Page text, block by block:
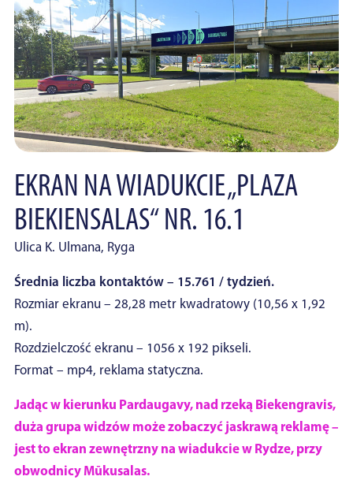
EKRAN NA WIADUKCIE „PLAZA
BIEKIENSALAS“ NR. 16.1
Ulica K. Ulmana, Ryga
Średnia liczba kontaktów – 15.761 / tydzień.
Rozmiar ekranu – 28,28 metr kwadratowy (10,56 x 1,92
m).
Rozdzielczość ekranu – 1056 x 192 pikseli.
Format – mp4, reklama statyczna.
Jadąc w kierunku Pardaugavy, nad rzeką Biekengravis,
duża grupa widzów może zobaczyć jaskrawą reklamę –
jest to ekran zewnętrzny na wiadukcie w Rydze, przy
obwodnicy Mūkusalas.